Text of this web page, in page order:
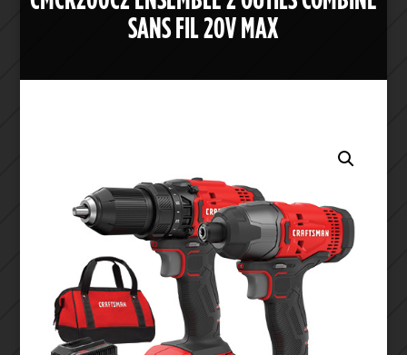
SANS FIL 20V MAX